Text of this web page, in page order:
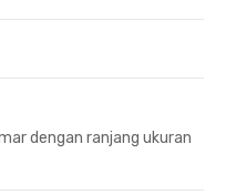
dengan ranjang ukuran